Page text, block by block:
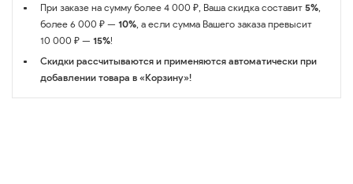
При заказе на сумму более 4 000 ₽, Ваша скидка составит 5%,
более 6 000 ₽ — 10%, а если сумма Вашего заказа превысит
10 000 ₽ — 15%!
Скидки рассчитываются и применяются автоматически при
добавлении товара в «Корзину»!